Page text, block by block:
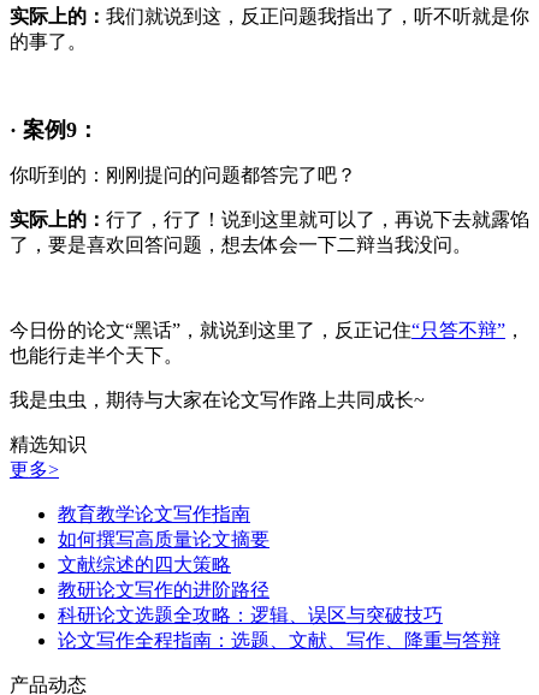
实际上的： 我们就说到这，反正问题我指出了，听不听就是你
的事了。
· 案例9：
你听到的：刚刚提问的问题都答完了吧？
实际上的： 行了，行了！说到这里就可以了，再说下去就露馅
了，要是喜欢回答问题，想去体会一下二辩当我没问。
今日份的论文“黑话”，就说到这里了，反正记住“只答不辩” ，
也能行走半个天下。
我是虫虫，期待与大家在论文写作路上共同成长~
精选知识
更多>
教育教学论文写作指南
如何撰写高质量论文摘要
文献综述的四大策略
教研论文写作的进阶路径
科研论文选题全攻略：逻辑、误区与突破技巧
论文写作全程指南：选题、文献、写作、降重与答辩
产品动态